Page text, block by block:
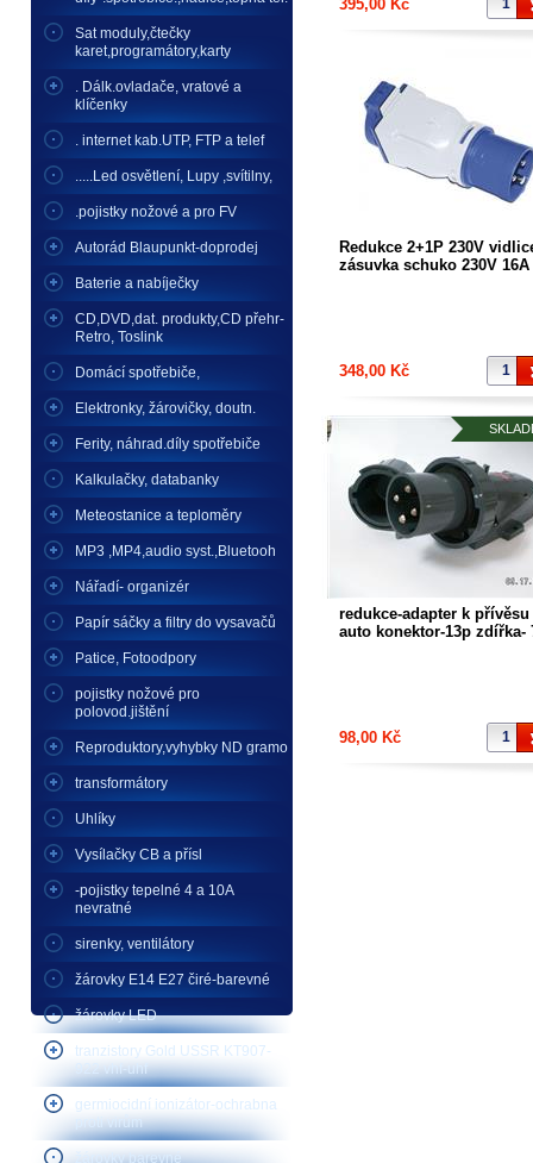
Sat moduly,čtečky
karet,programátory,karty
. Dálk.ovladače, vratové a
klíčenky
. internet kab.UTP, FTP a telef
.....Led osvětlení, Lupy ,svítilny,
.pojistky nožové a pro FV
Autorád Blaupunkt-doprodej
Baterie a nabíječky
CD,DVD,dat. produkty,CD přehr-
Retro, Toslink
Domácí spotřebiče,
Elektronky, žárovičky, doutn.
Ferity, náhrad.díly spotřebiče
Kalkulačky, databanky
Meteostanice a teploměry
MP3 ,MP4,audio syst.,Bluetooh
Nářadí- organizér
Papír sáčky a filtry do vysavačů
Patice, Fotoodpory
pojistky nožové pro
polovod.jištění
Reproduktory,vyhybky ND gramo
transformátory
Uhlíky
Vysílačky CB a přísl
-pojistky tepelné 4 a 10A
nevratné
sirenky, ventilátory
žárovky E14 E27 čiré-barevné
žárovky LED
tranzistory Gold USSR KT907-
922 vhf-uhf
germiocidní ionizátor-ochrabna
proti virům
žárovky barevné
395,00 Kč
Redukce 2+1P 230V
zásuvka schuko 230V 16A
348,00 Kč
redukce-adapter k přívěsu
auto konektor-13p zdířka-
98,00 Kč